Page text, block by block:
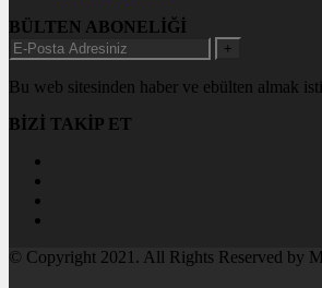
BÜLTEN ABONELİĞİ
+
Bu web sitesinden haber ve ebülten almak
BİZİ TAKİP ET
© Copyright 2021. All Rights Reserved by